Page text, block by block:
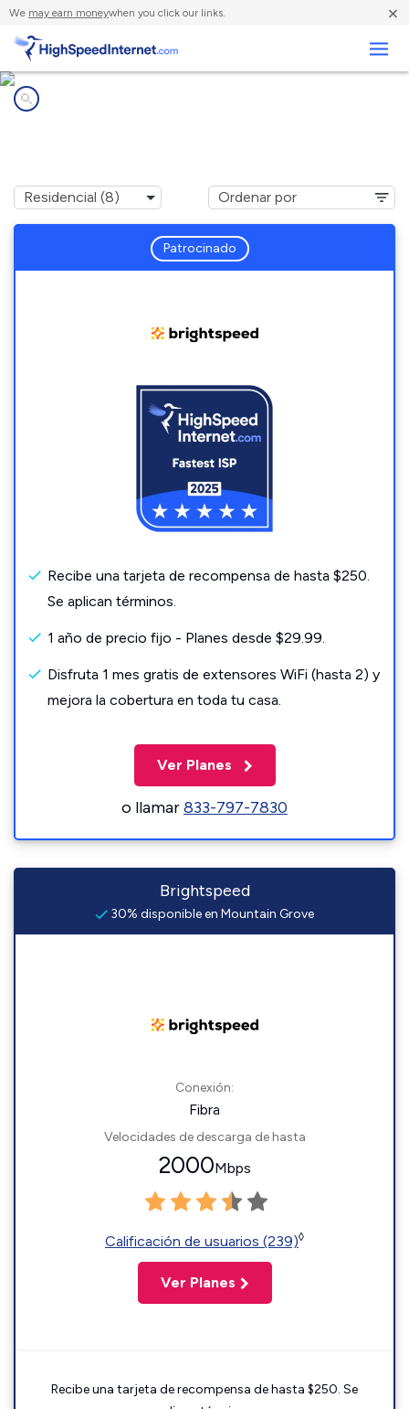
We may earn moneywhen you click our links. ×
Patrocinado
Recibe una tarjeta de recompensa de hasta $250.
Se aplican términos.
1 año de precio fijo - Planes desde $29.99.
Disfruta 1 mes gratis de extensores WiFi (hasta 2) y
mejora la cobertura en toda tu casa.
Ver Planes
o llamar833-797-7830
Brightspeed
30% disponible en Mountain Grove
Conexión:
Fibra
Velocidades de descarga de hasta
2000Mbps
Calificación de usuarios (239)◊
Ver Planes
Recibe una tarjeta de recompensa de hasta $250. Se